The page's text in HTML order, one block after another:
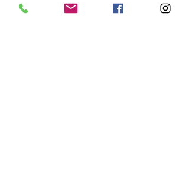
Bei der KINKY COMEDY New Material